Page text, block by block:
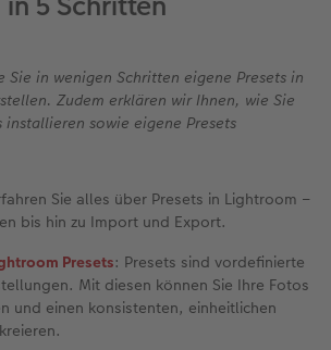
Print
Prints
& Formate
mit Rahmen
mit Design
& Büro
Prints
Grußkarte
based Case
Design
Fineline
mit fertigem Design
Männer
Freundinnen
Großeltern
Tierfreunde
& schnell gestaltet
Ideen mit Sofortfotos
für Anfänger
Funktionen
Sie in wenigen Schritten eigene Presets in
Zudem erklären wir Ihnen, wie Sie
sowie eigene Presets
Sie alles über Presets in Lightroom –
bis hin zu Import und Export.
Presets: Presets sind vordefinierte
Mit diesen können Sie Ihre Fotos
und einen konsistenten, einheitlichen